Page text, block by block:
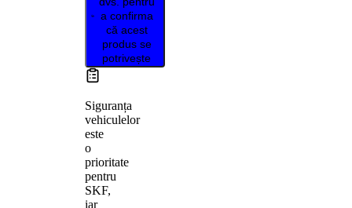
a confirma
că acest
produs se
potrivește
Siguranța
vehiculelor
este
o
prioritate
pentru
SKF,
iar